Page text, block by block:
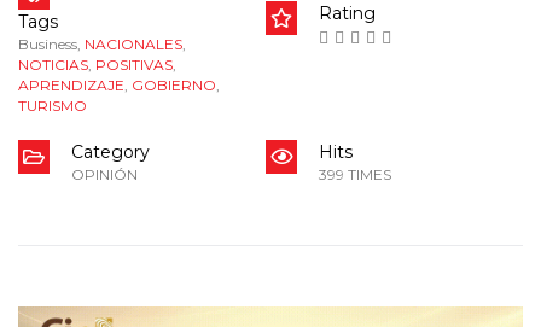
Tags
Business NACIONALES
NOTICIAS POSITIVAS
APRENDIZAJE GOBIERNO
TURISMO
Rating
Category
OPINIÓN
Hits
399 TIMES